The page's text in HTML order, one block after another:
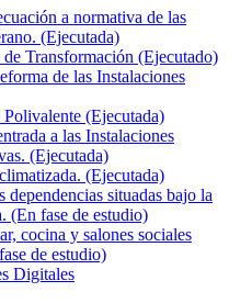
a normativa de las
(Ejecutada)
Transformación (Ejecutado)
de las Instalaciones
(Ejecutada)
a las Instalaciones
(Ejecutada)
(Ejecutada)
dependencias situadas bajo la
(En fase de estudio)
cocina y salones sociales
de estudio)
Digitales